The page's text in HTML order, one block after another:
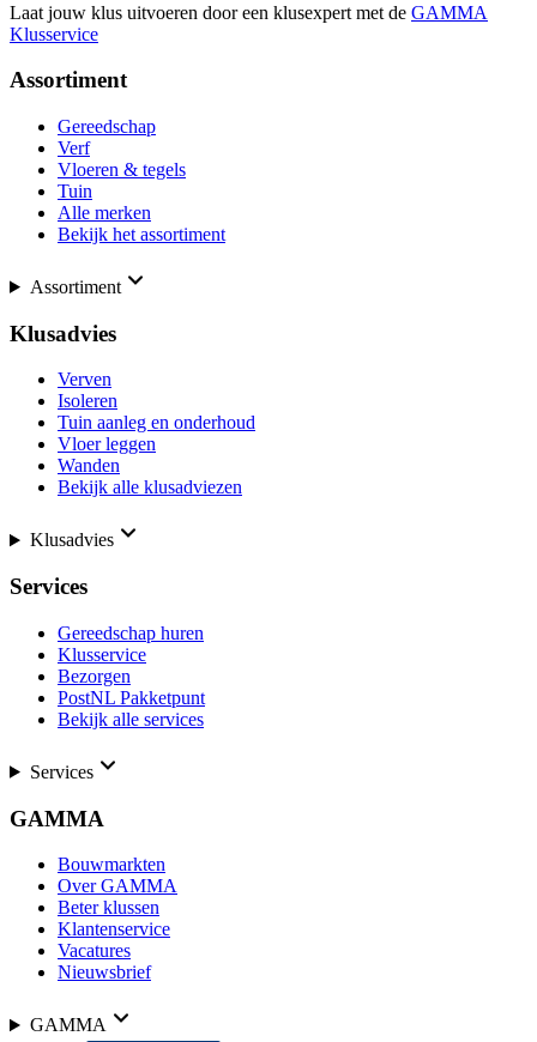
Laat jouw klus uitvoeren door een klusexpert met de GAMMA
Klusservice
Assortiment
Gereedschap
Verf
Vloeren & tegels
Tuin
Alle merken
Bekijk het assortiment
Assortiment
Klusadvies
Verven
Isoleren
Tuin aanleg en onderhoud
Vloer leggen
Wanden
Bekijk alle klusadviezen
Klusadvies
Services
Gereedschap huren
Klusservice
Bezorgen
PostNL Pakketpunt
Bekijk alle services
Services
GAMMA
Bouwmarkten
Over GAMMA
Beter klussen
Klantenservice
Vacatures
Nieuwsbrief
GAMMA